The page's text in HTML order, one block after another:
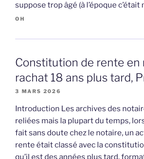
suppose trop âgé (à l’époque c’était
OH
Constitution de rente en
rachat 18 ans plus tard,
3 MARS 2026
Introduction Les archives des
reliées mais la plupart du temps,
fait sans doute chez le notaire, un
rente était classé avec la